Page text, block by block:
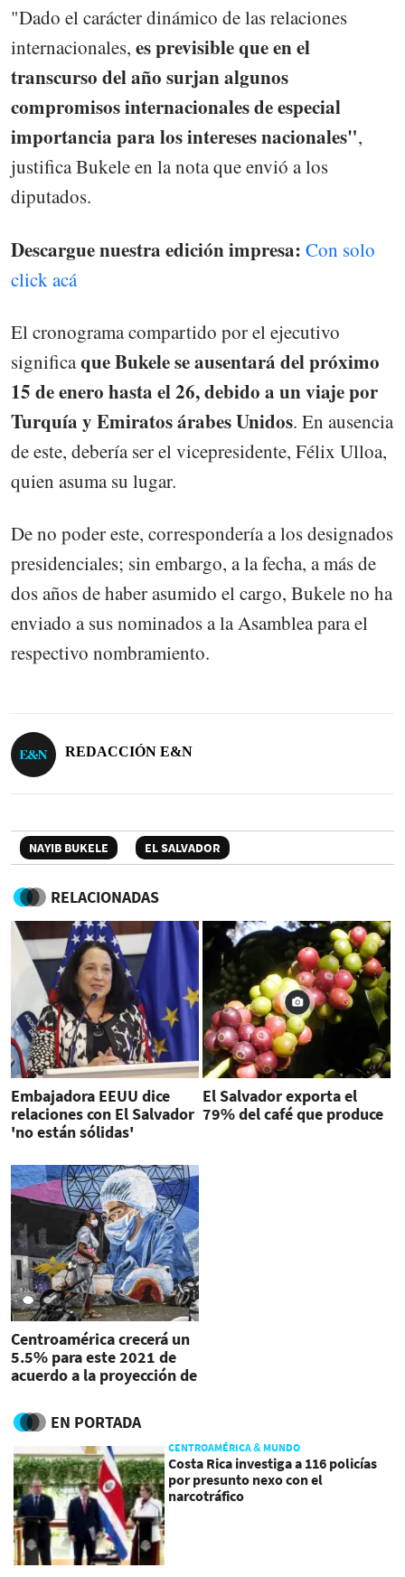
"Dado el carácter dinámico de las relaciones
internacionales, es previsible que en el
transcurso del año surjan algunos
compromisos internacionales de especial
importancia para los intereses nacionales",
justifica Bukele en la nota que envió a los
diputados.
Descargue nuestra edición impresa: Con solo
click acá
El cronograma compartido por el ejecutivo
significaque Bukele se ausentará del próximo
15 de enero hasta el 26, debido a un viaje por
Turquía y Emiratos árabes Unidos. En ausencia
de este, debería ser el vicepresidente, Félix Ulloa,
quien asuma su lugar.
De no poder este, correspondería a los designados
presidenciales; sin embargo, a la fecha, a más de
dos años de haber asumido el cargo, Bukele no ha
enviado a sus nominados a la Asamblea para el
respectivo nombramiento.
REDACCIÓN E&N
NAYIB BUKELE EL SALVADOR
RELACIONADAS
Embajadora EEUU dice
relaciones con El Salvador
'no están sólidas'
El Salvador exporta el
79% del café que produce
Centroamérica crecerá un
5.5% para este 2021 de
acuerdo a la proyección de
EN PORTADA
CENTROAMÉRICA & MUNDO
Costa Rica investiga a 116 policías
por presunto nexo con el
narcotráfico